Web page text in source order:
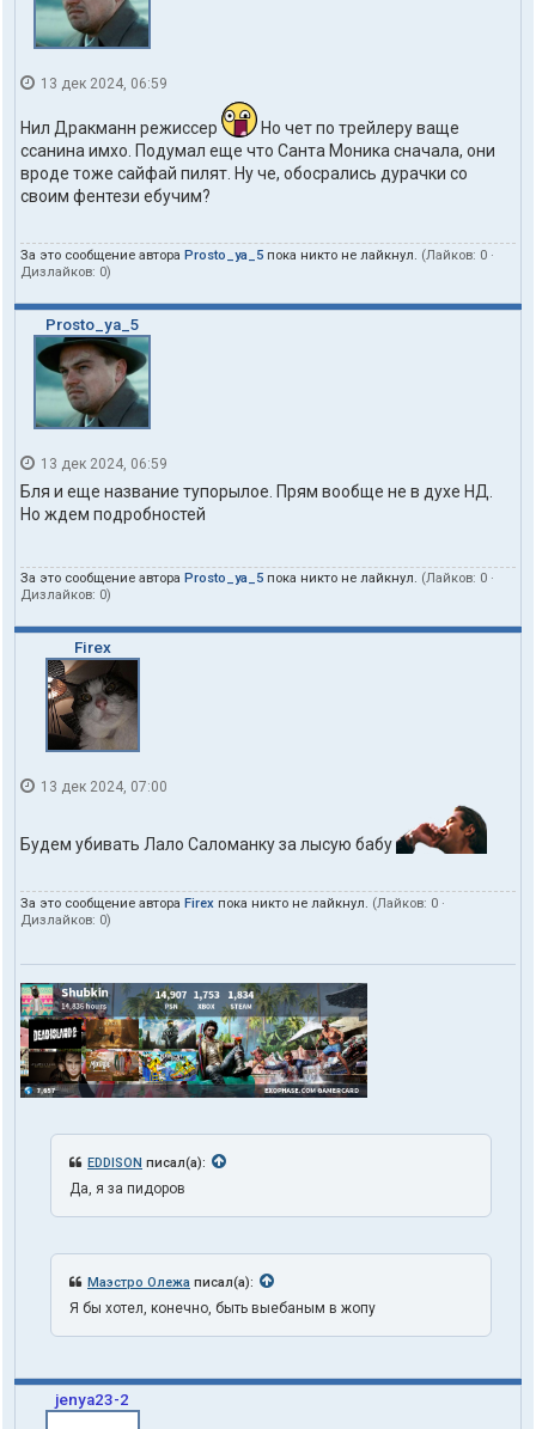
13 дек 2024, 06:59
Нил Дракманн режиссер
Но чет по трейлеру ваще
ссанина имхо. Подумал еще что Санта Моника сначала, они
вроде тоже сайфай пилят. Ну че, обосрались дурачки со
своим фентези ебучим?
За это сообщение автора Prosto_ya_5 пока никто не лайкнул. (Лайков: 0 ·
Дизлайков: 0)
Prosto_ya_5
13 дек 2024, 06:59
Бля и еще название тупорылое. Прям вообще не в духе НД.
Но ждем подробностей
За это сообщение автора Prosto_ya_5 пока никто не лайкнул. (Лайков: 0 ·
Дизлайков: 0)
Firex
13 дек 2024, 07:00
Будем убивать Лало Саломанку за лысую бабу
За это сообщение автора Firex пока никто не лайкнул. (Лайков: 0 ·
Дизлайков: 0)
EDDISON писал(а):
Да, я за пидоров
Маэстро Олежа писал(а):
Я бы хотел, конечно, быть выебаным в жопу
jenya23-2